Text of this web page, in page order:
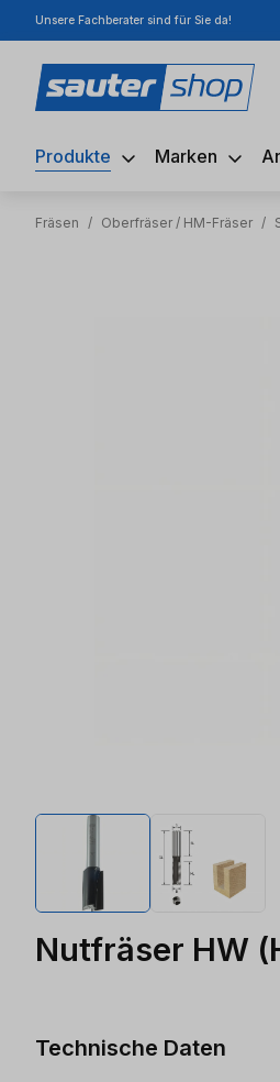
Hauptinhalt springen
Zur Suche springen
Zur Hauptnavigation springen
Unsere Fachberater sind für Sie da!
Produkte Marken
Fräsen / Oberfräser / HM-Fräser /
Nutfräser HW
Technische Daten